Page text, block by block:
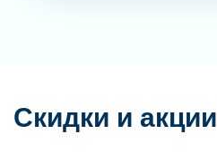
Скидки и акции